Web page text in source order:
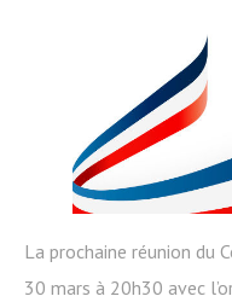
La prochaine réunion du
30 mars à 20h30 avec